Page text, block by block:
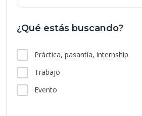
¿Qué estás buscando?
Práctica, pasantía, internship
Trabajo
Evento